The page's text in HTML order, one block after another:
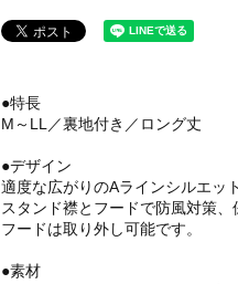
●特長
M～LL／裏地付き／ロング丈
●デザイン
適度な広がりのAラインシルエッ
スタンド襟とフードで防風対策、
フードは取り外し可能です。
●素材